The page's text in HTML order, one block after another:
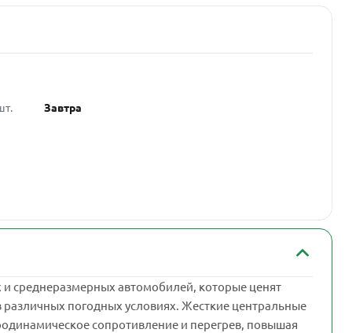
Завтра
среднеразмерных автомобилей, которые ценят
погодных условиях. Жесткие центральные
сопротивление и перегрев, повышая